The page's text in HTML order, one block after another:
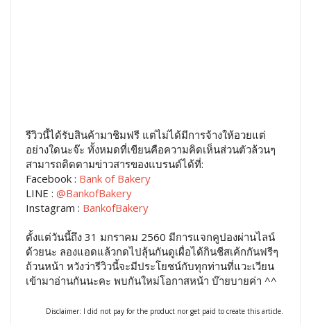
รีวิวนี้ได้รับสินค้ามาชิมฟรี แต่ไม่ได้มีการจ้างให้อวยแต่
อย่างใดนะจ๊ะ ทั้งหมดที่เขียนคือความคิดเห็นส่วนตัวล้วนๆ
สามารถติดตามข่าวสารของแบรนด์ได้ที่:
Facebook : Bank of Bakery
LINE : @BankofBakery
Instagram : BankofBakery
ตั้งแต่วันนี้ถึง 31 มกราคม 2560 มีการแจกคูปองผ่านไลน์
ด้วยนะ ลองแอดแล้วกดไปลุ้นกันดูเผื่อได้กินชีสเค้กกันฟรีๆ
ถ้วนหน้า หวังว่ารีวิวนี้จะมีประโยชน์กับทุกท่านที่แวะเวียน
เข้ามาอ่านกันนะคะ พบกันใหม่โอกาสหน้า บ๊ายบายค่า ^^
Disclaimer: I did not pay for the product nor get paid to create this article.